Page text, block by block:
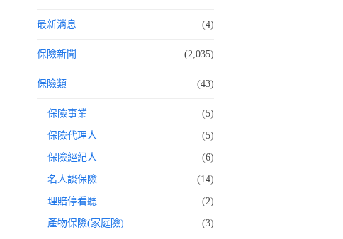
最新消息 (4)
保險新聞 (2,035)
保險類 (43)
保險事業 (5)
保險代理人 (5)
保險經紀人 (6)
名人談保險 (14)
理賠停看聽 (2)
產物保險(家庭險) (3)